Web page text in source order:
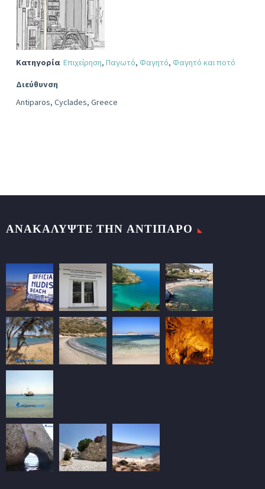
Κατηγορία Επιχείρηση, Παγωτό, Φαγητό, Φαγητό και ποτό
Διεύθυνση
Antiparos, Cyclades, Greece
ΑΝΑΚΑΛΥΨΤΕ ΤΗΝ ΑΝΤΙΠΑΡΟ